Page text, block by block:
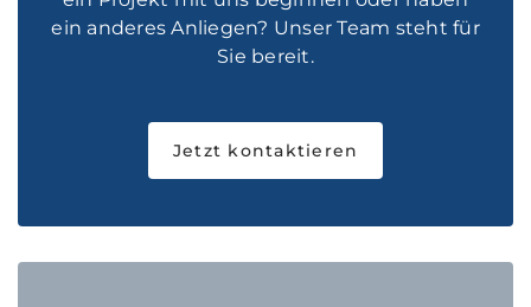
ein anderes Anliegen? Unser Team steht für
Sie bereit.
Jetzt kontaktieren